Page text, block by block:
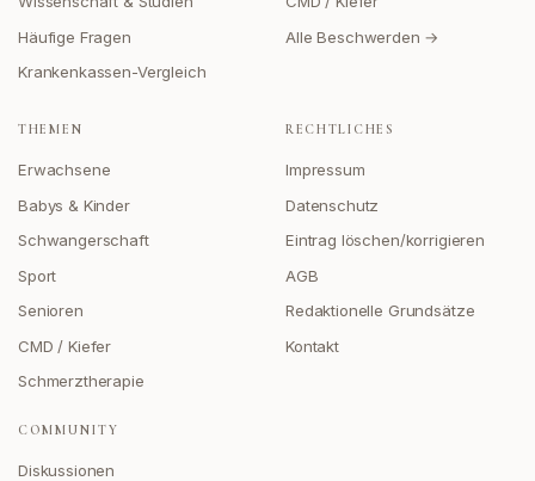
Häufige Fragen
Krankenkassen-Vergleich
Alle Beschwerden →
THEMEN
Erwachsene
Babys & Kinder
Schwangerschaft
Sport
Senioren
CMD / Kiefer
Schmerztherapie
COMMUNITY
Diskussionen
RECHTLICHES
Impressum
Datenschutz
Eintrag löschen/korrigieren
AGB
Redaktionelle Grundsätze
Kontakt